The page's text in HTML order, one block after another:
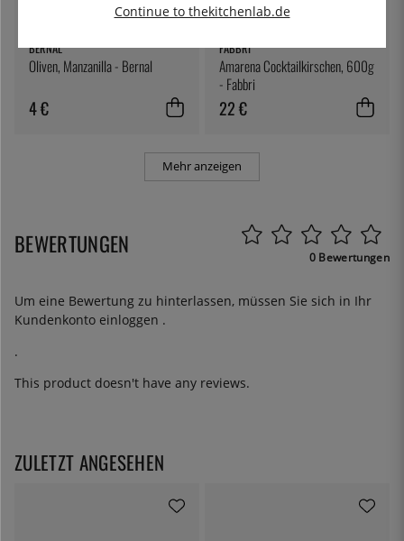
BERNAL
Oliven, Manzanilla - Bernal
4 €
FABBRI
Amarena Cocktailkirschen, 600g
- Fabbri
22 €
Mehr anzeigen
BEWERTUNGEN 0 Bewertungen
Um eine Bewertung zu hinterlassen, müssen Sie sich in Ihr
Kundenkonto einloggen .
.
This product doesn't have any reviews.
ZULETZT ANGESEHEN
Continue to thekitchenlab.de